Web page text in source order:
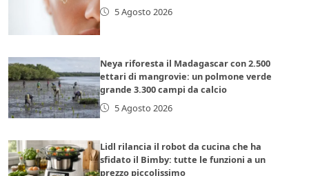
5 Agosto 2026
Neya riforesta il Madagascar con 2.500
ettari di mangrovie: un polmone verde
grande 3.300 campi da calcio
5 Agosto 2026
Lidl rilancia il robot da cucina che ha
sfidato il Bimby: tutte le funzioni a un
prezzo piccolissimo